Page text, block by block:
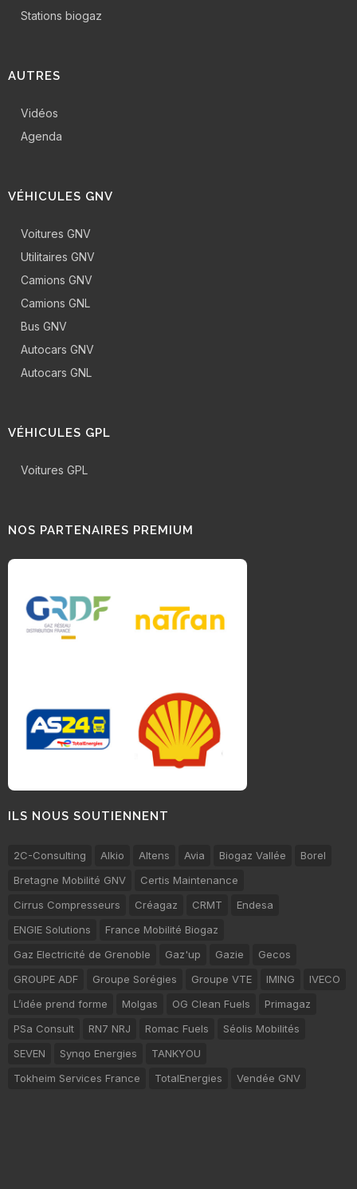
Stations biogaz
AUTRES
Vidéos
Agenda
VÉHICULES GNV
Voitures GNV
Utilitaires GNV
Camions GNV
Camions GNL
Bus GNV
Autocars GNV
Autocars GNL
VÉHICULES GPL
Voitures GPL
NOS PARTENAIRES PREMIUM
ILS NOUS SOUTIENNENT
2C-Consulting Alkio Altens Avia Biogaz Vallée
Borel
Bretagne Mobilité GNV
Certis Maintenance
Cirrus Compresseurs
Créagaz CRMT
Endesa
ENGIE Solutions
France Mobilité Biogaz
Gaz Electricité de Grenoble
Gaz'up Gazie
Gecos
GROUPE ADF
Groupe Sorégies Groupe VTE IMING
IVECO
L’idée prend forme
Molgas OG Clean Fuels
Primagaz
PSa Consult
RN7 NRJ Romac Fuels
Séolis Mobilités
SEVEN
Synqo Energies
TANKYOU
Tokheim Services France
TotalEnergies Vendée GNV